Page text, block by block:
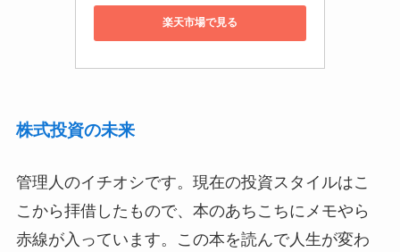
楽天市場で見る
株式投資の未来
管理人のイチオシです。現在の投資スタイルはこ
こから拝借したもので、本のあちこちにメモやら
赤線が入っています。この本を読んで人生が変わ